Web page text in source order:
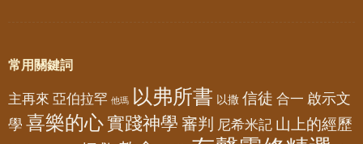
常用關鍵詞
主再來 亞伯拉罕 他瑪 以弗所書 以撒 信徒 合一 啟示文
學 喜樂的心實踐神學 審判 尼希米記 山上的經歷